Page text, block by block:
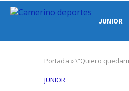
JUNIOR
Portada »\”Quiero
JUNIOR